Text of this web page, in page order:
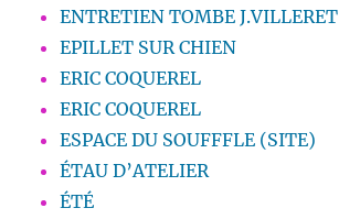
ENTRETIEN TOMBE J.VILLERET
EPILLET SUR CHIEN
ERIC COQUEREL
ERIC COQUEREL
ESPACE DU SOUFFFLE (SITE)
ÉTAU D’ATELIER
ÉTÉ